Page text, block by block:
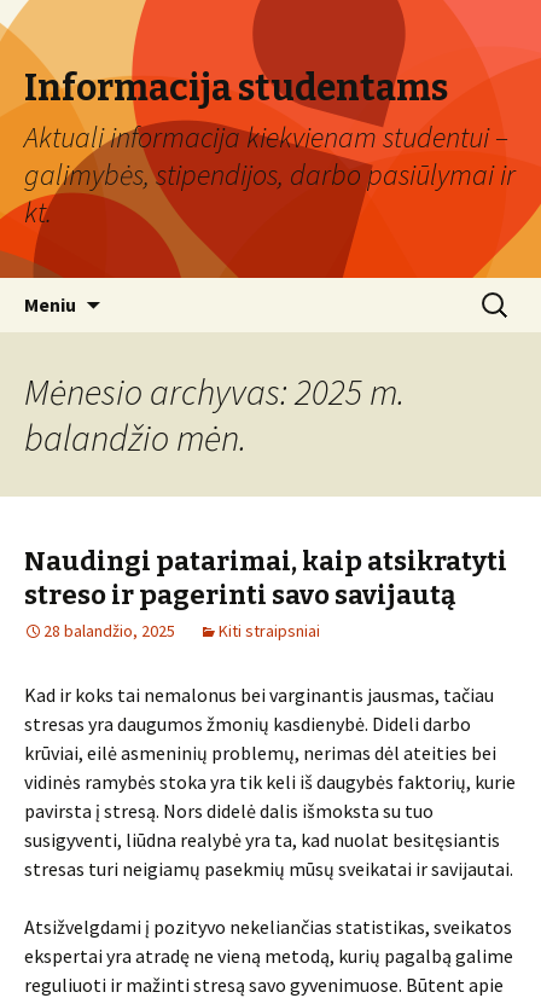
Informacija studentams
Aktuali informacija kiekvienam studentui –
galimybės, stipendijos, darbo pasiūlymai ir
kt.
Meniu Ieškoti:
Mėnesio archyvas: 2025 m.
balandžio mėn.
Naudingi patarimai, kaip atsikratyti
streso ir pagerinti savo savijautą
28 balandžio, 2025 Kiti straipsniai
Kad ir koks tai nemalonus bei varginantis jausmas, tačiau
stresas yra daugumos žmonių kasdienybė. Dideli darbo
krūviai, eilė asmeninių problemų, nerimas dėl ateities bei
vidinės ramybės stoka yra tik keli iš daugybės faktorių, kurie
pavirsta į stresą. Nors didelė dalis išmoksta su tuo
susigyventi, liūdna realybė yra ta, kad nuolat besitęsiantis
stresas turi neigiamų pasekmių mūsų sveikatai ir savijautai.
Atsižvelgdami į pozityvo nekeliančias statistikas, sveikatos
ekspertai yra atradę ne vieną metodą, kurių pagalbą galime
reguliuoti ir mažinti stresą savo gyvenimuose. Būtent apie